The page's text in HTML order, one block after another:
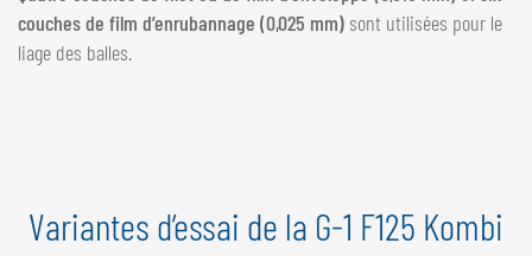
couches de film d’enrubannage (0,025 mm) sont utilisées pour le
liage des balles.
Variantes d’essai de la G-1 F125 Kombi